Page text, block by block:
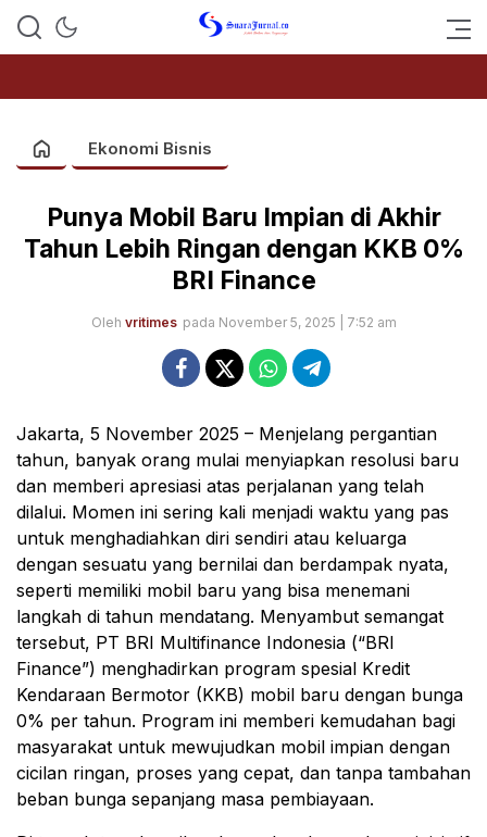
SUARAJURNAL.CO
Ekonomi Bisnis
Punya Mobil Baru Impian di Akhir
Tahun Lebih Ringan dengan KKB 0%
BRI Finance
Oleh vritimes pada November 5, 2025 | 7:52 am
Jakarta, 5 November 2025 – Menjelang pergantian
tahun, banyak orang mulai menyiapkan resolusi baru
dan memberi apresiasi atas perjalanan yang telah
dilalui. Momen ini sering kali menjadi waktu yang pas
untuk menghadiahkan diri sendiri atau keluarga
dengan sesuatu yang bernilai dan berdampak nyata,
seperti memiliki mobil baru yang bisa menemani
langkah di tahun mendatang. Menyambut semangat
tersebut, PT BRI Multifinance Indonesia (“BRI
Finance”) menghadirkan program spesial Kredit
Kendaraan Bermotor (KKB) mobil baru dengan bunga
0% per tahun. Program ini memberi kemudahan bagi
masyarakat untuk mewujudkan mobil impian dengan
cicilan ringan, proses yang cepat, dan tanpa tambahan
beban bunga sepanjang masa pembiayaan.